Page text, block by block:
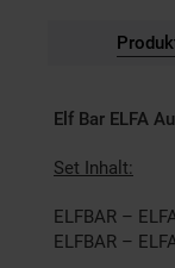
Elf Bar ELFA
Set Inhalt:
ELFBAR –
ELFBAR –